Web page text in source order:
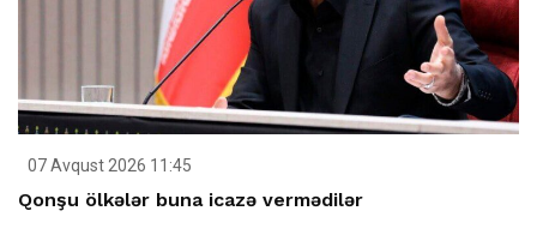
07 Avqust 2026 11:45
Qonşu ölkələr buna icazə vermədilər